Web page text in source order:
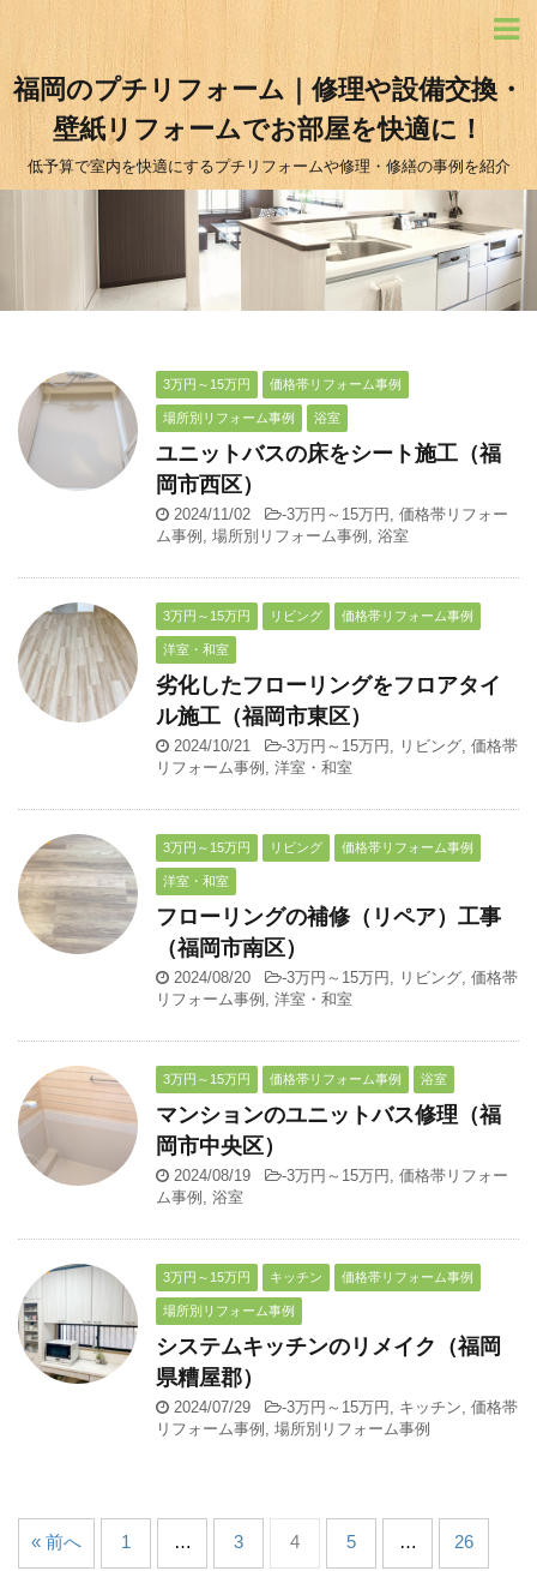
福岡のプチリフォーム｜修理や設備交換・
壁紙リフォームでお部屋を快適に！
低予算で室内を快適にするプチリフォームや修理・修繕の事例を紹介
3万円～15万円 価格帯リフォーム事例
場所別リフォーム事例 浴室
ユニットバスの床をシート施工（福
岡市西区）
2024/11/02 -3万円～15万円 , 価格帯リフォー
ム事例 , 場所別リフォーム事例 , 浴室
3万円～15万円 リビング 価格帯リフォーム事例
洋室・和室
劣化したフローリングをフロアタイ
ル施工（福岡市東区）
2024/10/21 -3万円～15万円 , リビング, 価格帯
リフォーム事例 , 洋室・和室
3万円～15万円 リビング 価格帯リフォーム事例
洋室・和室
フローリングの補修（リペア）工事
（福岡市南区）
2024/08/20 -3万円～15万円 , リビング, 価格帯
リフォーム事例 , 洋室・和室
3万円～15万円 価格帯リフォーム事例 浴室
マンションのユニットバス修理（福
岡市中央区）
2024/08/19 -3万円～15万円 , 価格帯リフォー
ム事例 , 浴室
3万円～15万円 キッチン 価格帯リフォーム事例
場所別リフォーム事例
システムキッチンのリメイク（福岡
県糟屋郡）
2024/07/29 -3万円～15万円 , キッチン, 価格帯
リフォーム事例 , 場所別リフォーム事例
« 前へ 1 … 3 4 5 … 26